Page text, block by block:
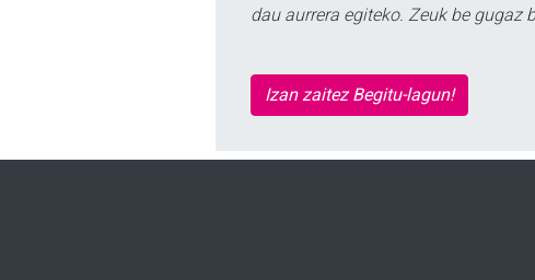
dau aurrera egiteko. Zeuk be gugaz
Izan zaitez Begitu-lagun!